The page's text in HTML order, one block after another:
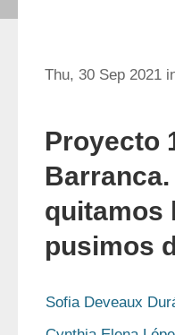
Thu, 30 Sep 2021
Proyecto
quitamos
pusimos
Sofia Deveaux